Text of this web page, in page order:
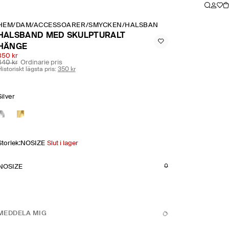
/ DAM/ACCESSOARER/SMYCKEN /HALSBAND MED
MED SKULPTURALT
kr
kr Ordinarie pris
lägsta pris: 350 kr
:NOSIZE Slut i lager
MIG